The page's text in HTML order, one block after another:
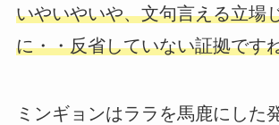
いやいやいや、文句言える立場
に・・反省していない証拠です
ミンギョンはララを馬鹿にした